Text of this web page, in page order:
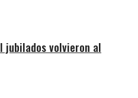
jubilados volvieron al